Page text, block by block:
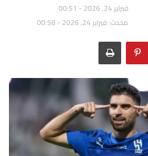
فبراير 24, 2026 - 00:51
محدث: فبراير 24, 2026 - 00:58